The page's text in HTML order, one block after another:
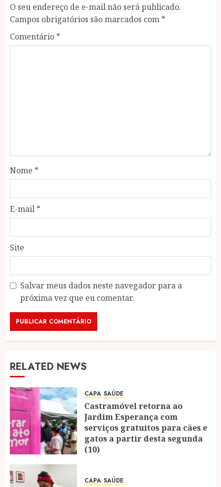
O seu endereço de e-mail não será publicado.
Campos obrigatórios são marcados com *
Comentário *
Nome *
E-mail *
Site
Salvar meus dados neste navegador para a
próxima vez que eu comentar.
RELATED NEWS
CAPA SAÚDE
Castramóvel retorna ao
Jardim Esperança com
serviços gratuitos para cães e
gatos a partir desta segunda
(10)
CAPA SAÚDE